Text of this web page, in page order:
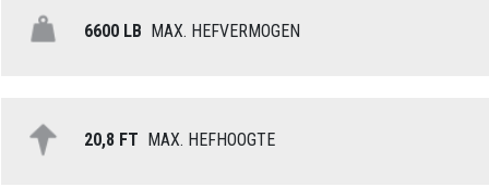
6600 LB MAX. HEFVERMOGEN
20,8 FT MAX. HEFHOOGTE